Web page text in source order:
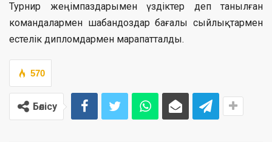
Турнир жеңімпаздарымен үздіктер деп танылған
командалармен шабандоздар бағалы сыйлықтармен
естелік дипломдармен марапатталды.
570
Бөлісу